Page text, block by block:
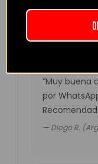
— Laura M.
“Muy buena
por
— Diego R.